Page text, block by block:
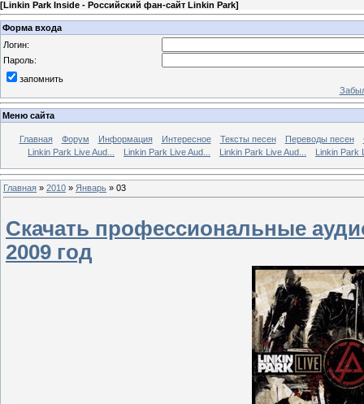
[Linkin Park Inside - Российский фан-сайт Linkin Park]
Форма входа
Логин:
Пароль:
запомнить
Меню сайта
Главная Форум Информация Интересное Тексты песен Переводы песен
Linkin Park Live Aud...
Linkin Park Live Aud... Linkin Park Live Aud... Linkin Park
Главная » 2010 » Январь » 03
Скачать профессиональные
2009 год